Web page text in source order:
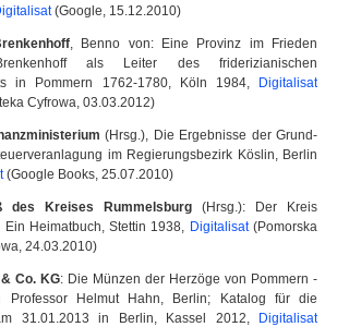
(Google, 15.12.2010)
, Benno von: Eine Provinz im Frieden
als Leiter des friderizianischen
in Pommern 1762-1780, Köln 1984, Digitalisat
Cyfrowa, 03.03.2012)
(Hrsg.), Die Ergebnisse der Grund-
im Regierungsbezirk Köslin, Berlin
(Google Books, 25.07.2010)
des Kreises Rummelsburg (Hrsg.): Der Kreis
Heimatbuch, Stettin 1938, Digitalisat(Pomorska
24.03.2010)
Co. KG: Die Münzen der Herzöge von Pommern -
Professor Helmut Hahn, Berlin; Katalog für die
31.01.2013 in Berlin, Kassel 2012, Digitalisat